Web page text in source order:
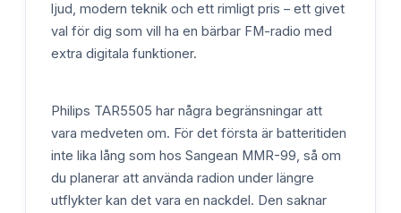
ljud, modern teknik och ett rimligt pris – ett givet
val för dig som vill ha en bärbar FM-radio med
extra digitala funktioner.
Philips TAR5505 har några begränsningar att
vara medveten om. För det första är batteritiden
inte lika lång som hos Sangean MMR-99, så om
du planerar att använda radion under längre
utflykter kan det vara en nackdel. Den saknar